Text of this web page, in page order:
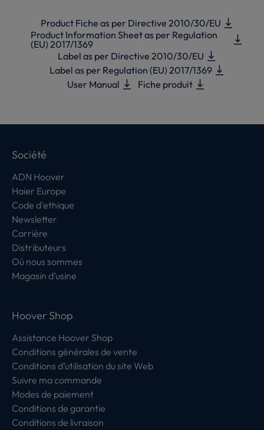
Product Fiche as per Directive 2010/30/EU
Product Information Sheet as per Regulation
(EU) 2017/1369
Label as per Directive 2010/30/EU
Label as per Regulation (EU) 2017/1369
User Manual
Fiche produit
Société
ADN Hoover
Haier Europe
Code d'ethique
Newsletter
Carrière
Distributeurs
Où nous sommes
Magasin d’usine
Hoover Shop
Assistance Hoover Shop
Conditions générales de vente
Conditions d’utilisation du site Web
Suivre ma commande
Modes de paiement
Conditions de garantie
Conditions de livraison